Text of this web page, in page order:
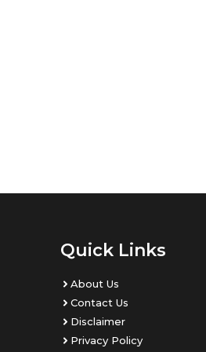
Quick Links
About Us
Contact Us
Disclaimer
Privacy Policy